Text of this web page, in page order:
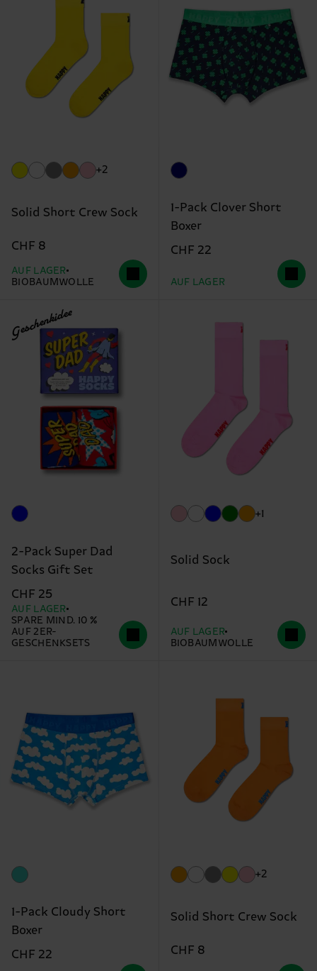
+2
Solid Short Crew Sock
CHF 8
AUF LAGER
BIOBAUMWOLLE
1-Pack Clover Short
Boxer
CHF 22
AUF LAGER
Geschenkidee
2-Pack Super Dad
Socks Gift Set
CHF 25
AUF LAGER
SPARE MIND. 10 %
AUF 2ER-
GESCHENKSETS
+1
Solid Sock
CHF 12
AUF LAGER
BIOBAUMWOLLE
1-Pack Cloudy Short
Boxer
CHF 22
+2
Solid Short Crew Sock
CHF 8